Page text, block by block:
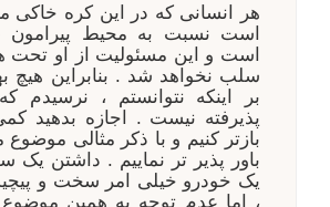
هر انسانی که در این کره خاکی
است نسبت به محیط پیرامون
است و این مسئولیت از او تحت
سلب نخواهد شد . بنابراین هیچ
بر اینکه نتوانستم ، نرسیدم
پذیرفته نیست . اجازه بدهید
بازتر کنیم و با ذکر مثالی موضوع
باور پذیر تر نماییم . داشتن یک
یک خودرو خیلی امر سخت و
، اما عدم توجه به همین موضوع